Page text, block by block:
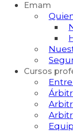
Emam
Cursos